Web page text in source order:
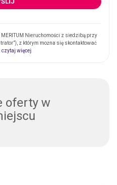
Nieruchomości z siedzibą przy
z którym można się skontaktować
czytaj więcej
oferty w